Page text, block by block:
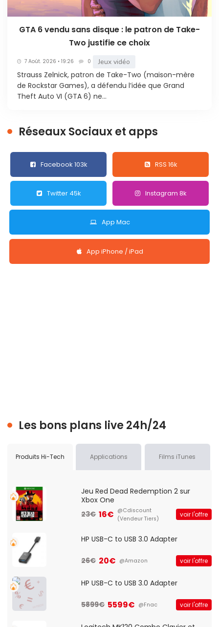
GTA 6 vendu sans disque : le patron de Take-
Two justifie ce choix
7 Août. 2026 • 19:26 0 Jeux vidéo
Strauss Zelnick, patron de Take-Two (maison-mère
de Rockstar Games), a défendu l’idée que Grand
Theft Auto VI (GTA 6) ne...
Réseaux Sociaux et apps
Facebook 103k RSS 16k
Twitter 45k Instagram 8k
App Mac
App iPhone / iPad
Les bons plans live 24h/24
Produits Hi-Tech Applications Films iTunes
Jeu Red Dead Redemption 2 sur
Xbox One
23€ 16€ @Cdiscount
(Vendeur Tiers)
voir l'offre
HP USB-C to USB 3.0 Adapter
26€ 20€ @Amazon voir l'offre
HP USB-C to USB 3.0 Adapter
5899€ 5599€ @Fnac voir l'offre